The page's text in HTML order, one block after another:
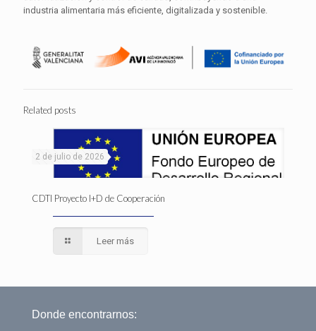
industria alimentaria más eficiente, digitalizada y sostenible.
Related posts
2 de julio de 2026
CDTI Proyecto I+D de Cooperación
Leer más
Donde encontrarnos: